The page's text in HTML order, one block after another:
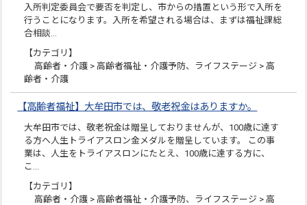
入所判定委員会で要否を判定し、市からの措置という形で入所を
行うことになります。入所を希望される場合は、まずは福祉課総
合相談…
【カテゴリ】
高齢者・介護 > 高齢者福祉・介護予防、ライフステージ > 高
齢者・介護
【高齢者福祉】大牟田市では、敬老祝金はありますか。
大牟田市では、敬老祝金は贈呈しておりませんが、100歳に達す
る方へ人生トライアスロン金メダルを贈呈しています。 この事
業は、人生をトライアスロンにたとえ、100歳に達する方に、
こ…
【カテゴリ】
高齢者・介護 > 高齢者福祉・介護予防、ライフステージ > 高